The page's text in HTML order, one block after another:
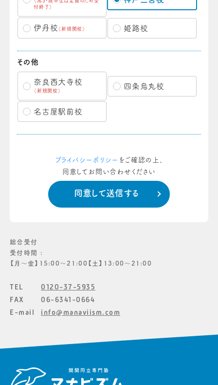
付終了）
伊丹校 （新規開校） 姫路校
その他
奈良西大寺校
（新規開校）
四条烏丸校
名古屋駅前校
プライバシーポリシー をご確認の上、
同意してお問い合わせください
総合受付
受付時間 :
【月〜金】15:00〜21:00【土】13:00〜21:00
TEL
0120-37-5935
FAX
06-6341-0664
E-mail
info@manaviism.com